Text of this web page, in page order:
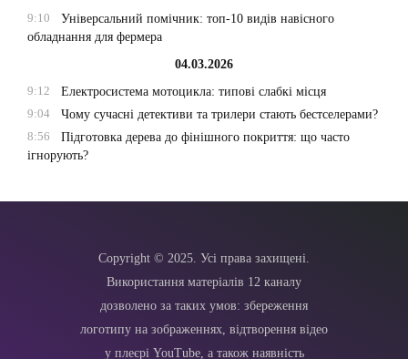
9:10
Універсальний помічник: топ-10 видів навісного
обладнання для фермера
04.03.2026
9:12
Електросистема мотоцикла: типові слабкі місця
9:04
Чому сучасні детективи та трилери стають бестселерами?
8:56
Підготовка дерева до фінішного покриття: що часто
ігнорують?
Copyright © 2025. Усі права захищені.
Використання матеріалів 12 каналу
дозволено за таких умов: збереження
логотипу на зображеннях, відтворення відео
у плеєрі YouTube, а також наявність